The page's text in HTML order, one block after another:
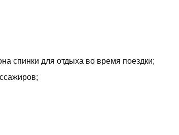
спинки для отдыха во время поездки;